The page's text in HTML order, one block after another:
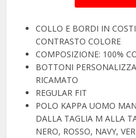
COLLO E BORDI IN
CONTRASTO COLORE
COMPOSIZIONE: 100%
BOTTONI
RICAMATO
REGULAR FIT
POLO KAPPA UOMO
DALLA TAGLIA M ALLA
NERO, ROSSO, NAVY,